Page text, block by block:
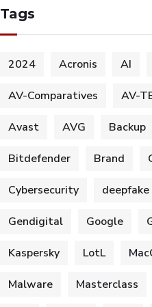
Tags
2024 Acronis AI
AV-Comparatives AV-
Avast AVG Backup
Bitdefender Brand
Cybersecurity deepfake
Gendigital Google
Kaspersky LotL
Malware Masterclass